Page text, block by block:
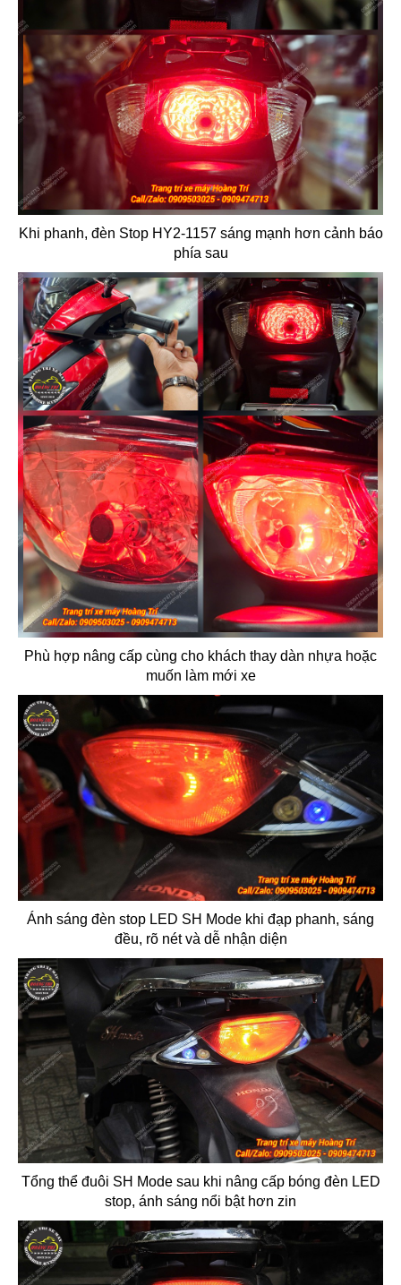
Khi phanh, đèn Stop HY2-1157 sáng mạnh hơn cảnh báo
phía sau
Phù hợp nâng cấp cùng cho khách thay dàn nhựa hoặc
muốn làm mới xe
Ánh sáng đèn stop LED SH Mode khi đạp phanh, sáng
đều, rõ nét và dễ nhận diện
Tổng thể đuôi SH Mode sau khi nâng cấp bóng đèn LED
stop, ánh sáng nổi bật hơn zin